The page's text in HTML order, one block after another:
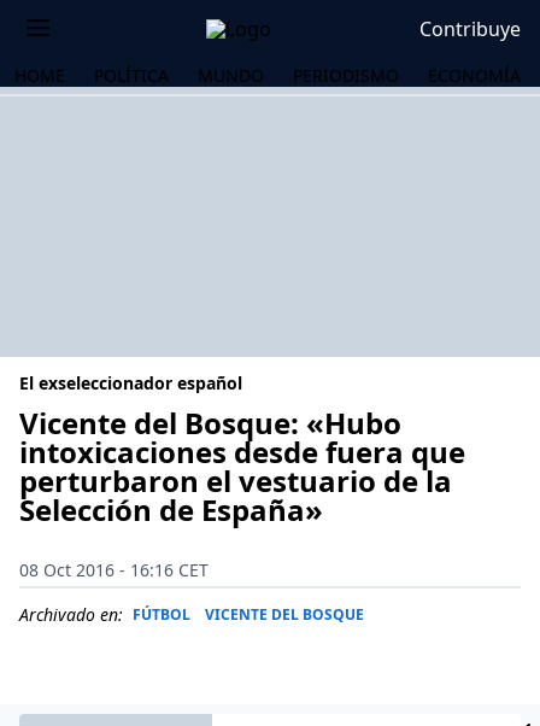
Contribuye
HOME POLÍTICA MUNDO PERIODISMO ECONOMÍA
El exseleccionador español
Vicente del Bosque: «Hubo
intoxicaciones desde fuera que
perturbaron el vestuario de la
Selección de España»
08 Oct 2016 - 16:16 CET
Archivado en: FÚTBOL VICENTE DEL BOSQUE